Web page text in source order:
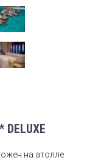
DELUXE
на атолле